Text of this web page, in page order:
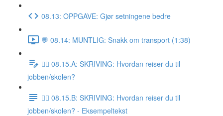
08.13: OPPGAVE: Gjør setningene bedre
💬 08.14: MUNTLIG: Snakk om transport (1:38)
✍🏼 08.15.A: SKRIVING: Hvordan reiser du til
jobben/skolen?
✍🏼 08.15.B: SKRIVING: Hvordan reiser du til
jobben/skolen? - Eksempeltekst